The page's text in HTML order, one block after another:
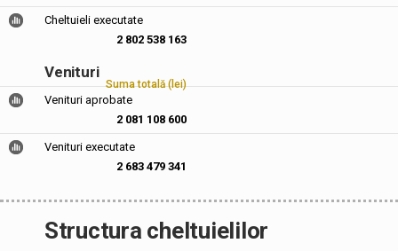
Cheltuieli executate
2 802 538 163
Venituri
Suma totală (lei)
Venituri aprobate
2 081 108 600
Venituri executate
2 683 479 341
Structura cheltuielilor